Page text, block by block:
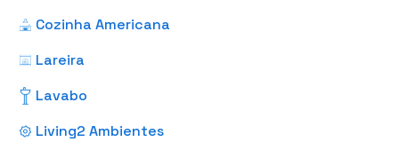
Cozinha Americana
Lareira
Lavabo
Living2 Ambientes